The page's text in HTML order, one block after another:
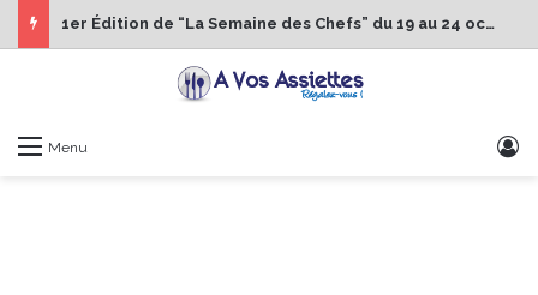
1er Édition de “La Semaine des Chefs” du 19 au 24 octobre 2026
Menu